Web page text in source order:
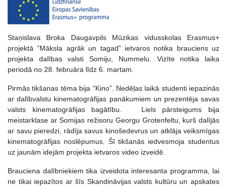
Staņislava Broka Daugavpils Mūzikas vidusskolas Erasmus+
projektā “Māksla agrāk un tagad” ietvaros notika brauciens uz
projekta dalības valsti Somiju, Nummelu. Vizīte notika laika
periodā no 28. februāra līdz 6. martam.
Pirmās tikšanas tēma bija “Kino”. Nedēļas laikā studenti iepazinās
ar dalībvalstu kinematogrāfijas panākumiem un prezentēja savas
valsts kinematogrāfijas bagātību. Liels pārsteigums bija
meistarklase ar Somijas režisoru Georgu Grotenfeltu, kurš dalījās
ar savu pieredzi, rādīja savus kinošedevrus un atklāja veiksmīgas
kinematogrāfijas noslēpumus. Šī tikšanās iedvesmoja studentus
uz jaunām idejām projekta ietvaros video izveidē.
Brauciena dalībniekiem tika izveidota interesanta programma, lai
ne tikai iepazītos ar šīs Skandināvijas valsts kultūru un apskates